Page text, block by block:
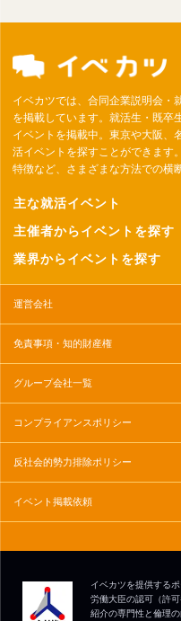
イベカツでは、合同企業説明会・
を掲載しています。就活生・既卒
イベントを掲載中。東京や大阪、
活イベントを探すことができます
特徴など、さまざまな方法での横
主な就活イベント
主催者からイベントを探す
業界からイベントを探す
運営会社
免責事項・知的財産権
グループ会社一覧
コンプライアンスポリシー
反社会的勢力排除ポリシー
イベント掲載依頼